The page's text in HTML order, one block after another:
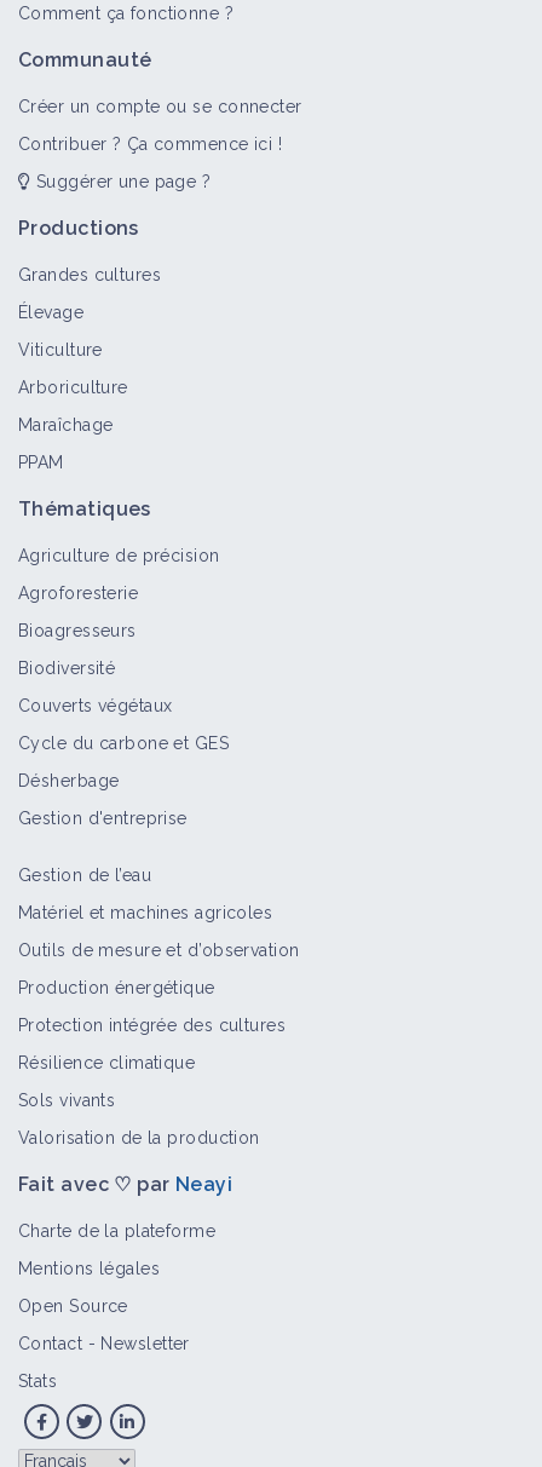
Comment ça fonctionne ?
Communauté
Créer un compte ou se connecter
Contribuer ? Ça commence ici !
Suggérer une page ?
Productions
Grandes cultures
Élevage
Viticulture
Arboriculture
Maraîchage
PPAM
Thématiques
Agriculture de précision
Agroforesterie
Bioagresseurs
Biodiversité
Couverts végétaux
Cycle du carbone et GES
Désherbage
Gestion d'entreprise
Gestion de l’eau
Matériel et machines agricoles
Outils de mesure et d’observation
Production énergétique
Protection intégrée des cultures
Résilience climatique
Sols vivants
Valorisation de la production
Fait avec ♡ par Neayi
Charte de la plateforme
Mentions légales
Open Source
Contact - Newsletter
Stats